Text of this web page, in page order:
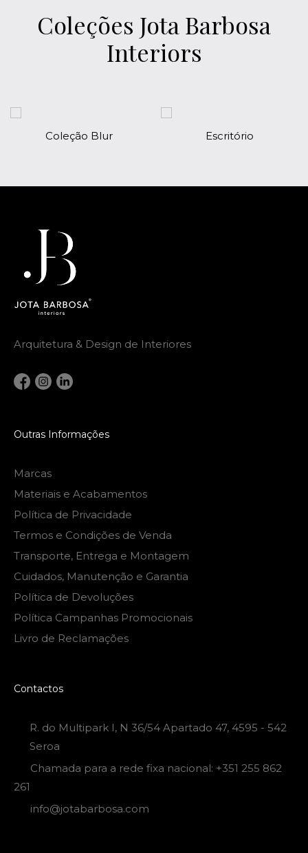
Coleções Jota Barbosa
Interiors
Coleção Blur Escritório
Arquitetura & Design de Interiores
Outras Informações
Marcas
Materiais e Acabamentos
Política de Privacidade
Termos e Condições de Venda
Transporte, Entrega e Montagem
Cuidados, Manutenção e Garantia
Política de Devoluções
Política Campanhas Promocionais
Livro de Reclamações
Contactos
R. do Multipark I, N 36/54 Apartado 47, 4595 - 542
Seroa
Chamada para a rede fixa nacional: +351 255 862
261
info@jotabarbosa.com